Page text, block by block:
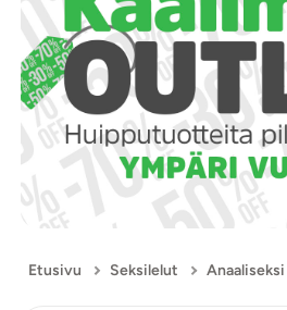
Etusivu Seksilelut Anaaliseksi